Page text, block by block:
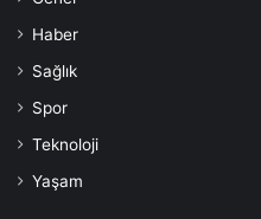
Haber
Sağlık
Spor
Teknoloji
Yaşam